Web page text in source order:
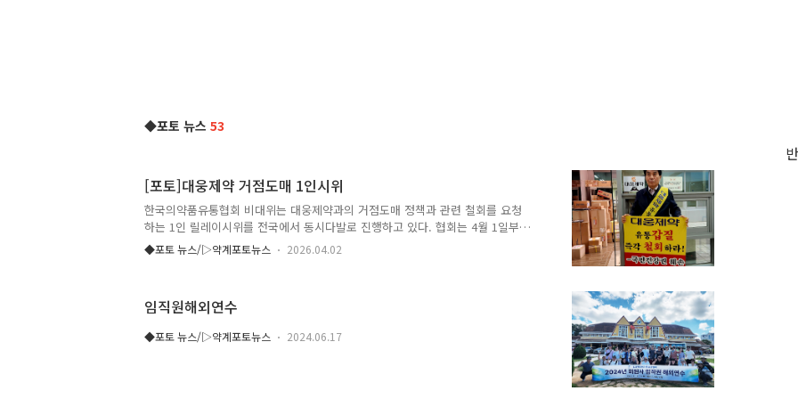
◆포토 뉴스 53
[포토]대웅제약 거점도매 1인시위
한국의약품유통협회 비대위는 대웅제약과의 거점도매 정책과 관련 철회를 요청
하는 1인 릴레이시위를 전국에서 동시다발로 진행하고 있다. 협회는 4월 1일부터
지속적으로 시위를 진행한다고 밝혔다◆1일차▲박호영 중앙회 회장▲백서기 대
구경북지회장▲김재옥 광주전남지회장▲최정규 부울경지회 부회장◆2일차▲김
◆포토 뉴스/▷약계포토뉴스 2026.04.02
임직원해외연수
◆포토 뉴스/▷약계포토뉴스 2024.06.17